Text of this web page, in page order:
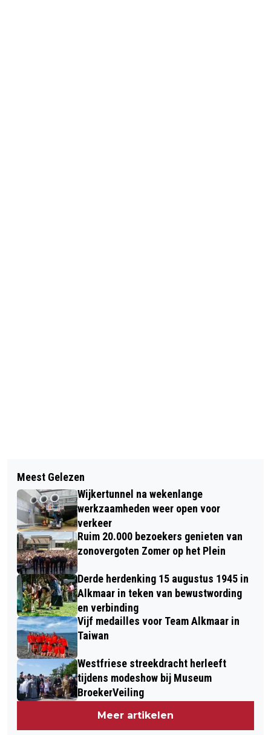
WEL ZEER LOKALE SNEEUWBUI IN
HEEMSTEDE NOORD HOLLAND
GROENE COMBINATIE ONDERNEEMT
ACTIE RICHTING ICOMOS OVER
PLANNEN A8-A9
Meest Gelezen
Wijkertunnel na wekenlange
werkzaamheden weer open voor
verkeer
Ruim 20.000 bezoekers genieten van
zonovergoten Zomer op het Plein
Derde herdenking 15 augustus 1945 in
Alkmaar in teken van bewustwording
en verbinding
Vijf medailles voor Team Alkmaar in
Taiwan
Westfriese streekdracht herleeft
tijdens modeshow bij Museum
BroekerVeiling
Meer artikelen